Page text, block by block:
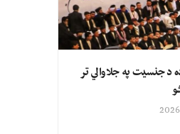
واده د جنسیت په جلاوالي تر